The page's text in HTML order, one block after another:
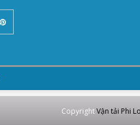
CopyrightVận tải Phi